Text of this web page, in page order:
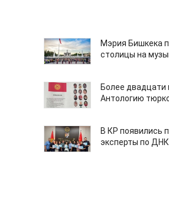
Мэрия Бишкека
столицы на
Более двадцати
Антологию
В КР появились
эксперты по